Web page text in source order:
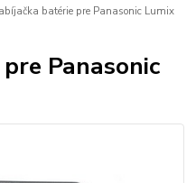
batérie pre Panasonic Lumix
Panasonic